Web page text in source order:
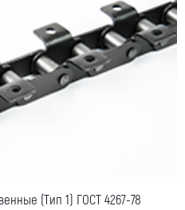
(Тип 1) ГОСТ 4267-78